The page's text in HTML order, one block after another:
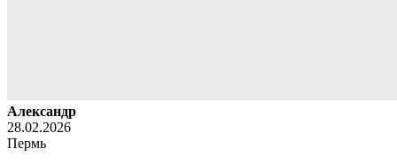
Александр
28.02.2026
Пермь